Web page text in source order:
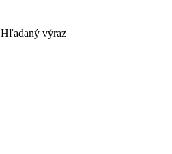
Hľadaný výraz